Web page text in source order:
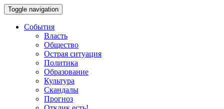
Toggle navigation
События
Власть
Общество
Острая ситуация
Политика
Образование
Культура
Скандалы
Прогноз